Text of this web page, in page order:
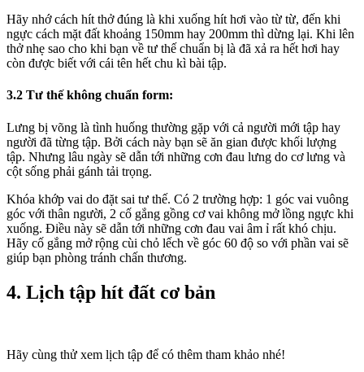
Hãy nhớ cách hít thở đúng là khi xuống hít hơi vào từ từ, đến khi
ngực cách mặt đất khoảng 150mm hay 200mm thì dừng lại. Khi lên
thở nhẹ sao cho khi bạn về tư thế chuẩn bị là đã xả ra hết hơi hay
còn được biết với cái tên hết chu kì bài tập.
3.2 Tư thế không chuẩn form:
Lưng bị võng là tình huống thường gặp với cả người mới tập hay
người đã từng tập. Bởi cách này bạn sẽ ăn gian được khối lượng
tập. Nhưng lâu ngày sẽ dẫn tới những cơn đau lưng do cơ lưng và
cột sống phải gánh tải trọng.
Khóa khớp vai do đặt sai tư thế. Có 2 trường hợp: 1 góc vai vuông
góc với thân người, 2 cố gắng gồng cơ vai không mở lồng ngực khi
xuống. Điều này sẽ dẫn tới những cơn đau vai âm ỉ rất khó chịu.
Hãy cố gắng mở rộng cùi chỏ lếch về góc 60 độ so với phần vai sẽ
giúp bạn phòng tránh chấn thương.
4. Lịch tập hít đất cơ bản
Hãy cùng thử xem lịch tập để có thêm tham khảo nhé!